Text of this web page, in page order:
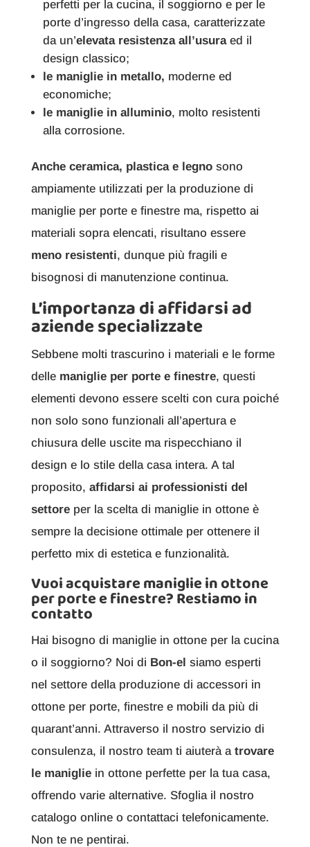
perfetti per la cucina, il soggiorno e per le
porte d’ingresso della casa, caratterizzate
da un’elevata resistenza all’usuraed il
design classico;
le maniglie in metallo, moderne ed
economiche;
le maniglie in alluminio, molto resistenti
alla corrosione.
Anche ceramica, plastica e legnosono
ampiamente utilizzati per la produzione di
maniglie per porte e finestre ma, rispetto ai
materiali sopra elencati, risultano essere
meno resistenti, dunque più fragili e
bisognosi di manutenzione continua.
L’importanza di affidarsi ad
aziende specializzate
Sebbene molti trascurino i materiali e le forme
delle maniglie per porte e finestre, questi
elementi devono essere scelti con cura poiché
non solo sono funzionali all’apertura e
chiusura delle uscite ma rispecchiano il
design e lo stile della casa intera. A tal
proposito, affidarsi ai professionisti del
settoreper la scelta di maniglie in ottone è
sempre la decisione ottimale per ottenere il
perfetto mix di estetica e funzionalità.
Vuoi acquistare maniglie in ottone
per porte e finestre? Restiamo in
contatto
Hai bisogno di maniglie in ottone per la cucina
o il soggiorno? Noi di Bon-el siamo esperti
nel settore della produzione di accessori in
ottone per porte, finestre e mobili da più di
quarant’anni. Attraverso il nostro servizio di
consulenza, il nostro team ti aiuterà a trovare
le maniglie in ottone perfette per la tua casa,
offrendo varie alternative. Sfoglia il nostro
catalogo online o contattaci telefonicamente.
Non te ne pentirai.